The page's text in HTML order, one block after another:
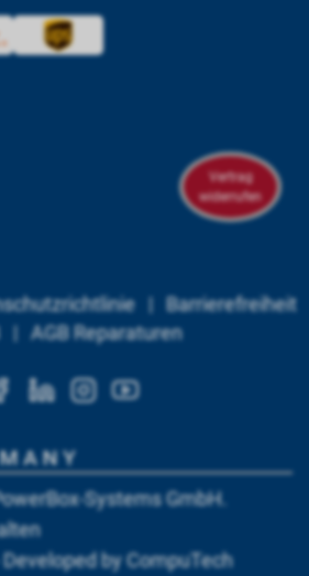
Vertrag
widerrufen
| Barrierefreiheit
|AGB Reparaturen
https://
https://https://https://
Systems GmbH.
Developed byCompuTech